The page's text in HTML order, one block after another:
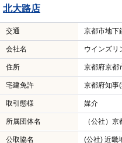
北大路店
交通 京都市地
会社名 ウインズリ
住所 京都府京都
宅建免許 京都府知事
取引態様 媒介
所属団体名 （公社）
公取協名 (公社) 近畿